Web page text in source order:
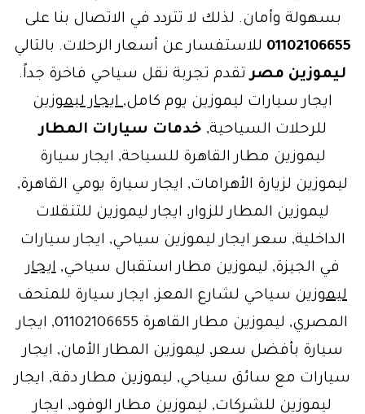
بسهولة وأمان. لذلك لا تتردد في الاتصال بنا على
01102106655 للاستفسار عن أسعار الرحلات. بالتالي
ليموزين مصرتقدم تجربة نقل سياحي فاخرة جداً.
ايجار سيارات ليموزين يوم كامل,ايجار ليموزين
للرحلات السياحية, خدمات سيارات المطار
ليموزين مطار القاهرة للسياحة, ايجار سيارة
ليموزين لزيارة الأهرامات, ايجار سيارة يومي القاهرة,
ليموزين المطار للزوار, ايجار ليموزين للتنقلات
الداخلية, سعر ايجار ليموزين سياحي, ايجار سيارات
في الجيزة, ليموزين مطار استقبال سياحي,ايجار
ليموزين سياحي لشارع المعز, ايجار سيارة للمتحف
المصري, ليموزين مطار القاهرة 01102106655, ايجار
سيارة بأفضل سعر, ليموزين المطار الأمان, ايجار
سيارات مع سائق سياحي, ليموزين مطار دقة, ايجار
ليموزين للشركات, ليموزين مطار الوفود, ايجار